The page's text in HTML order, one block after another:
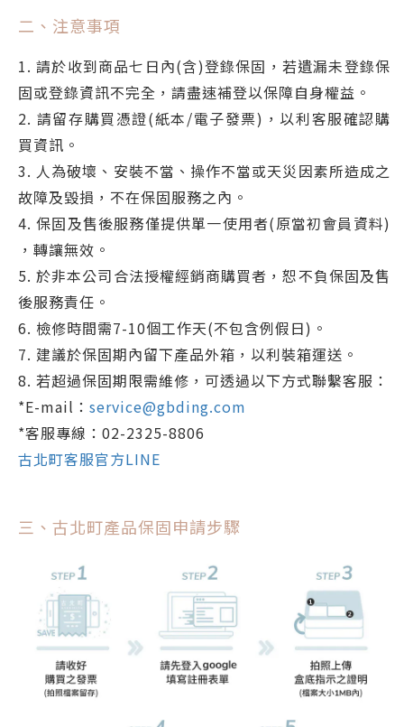
二、注意事項
1. 請於收到商品七日內(含)登錄保固，若遺漏未登錄保
固或登錄資訊不完全，請盡速補登以保障自身權益。
2. 請留存購買憑證(紙本/電子發票)，以利客服確認購
買資訊。
3. 人為破壞、安裝不當、操作不當或天災因素所造成之
故障及毀損，不在保固服務之內。
4. 保固及售後服務僅提供單一使用者(原當初會員資料)
，轉讓無效。
5. 於非本公司合法授權經銷商購買者，恕不負保固及售
後服務責任。
6. 檢修時間需7-10個工作天(不包含例假日)。
7. 建議於保固期內留下產品外箱，以利裝箱運送。
8. 若超過保固期限需維修，可透過以下方式聯繫客服：
*E-mail： service@gbding.com
*客服專線：02-2325-8806
古北町客服官方LINE
三、古北町產品保固申請步驟